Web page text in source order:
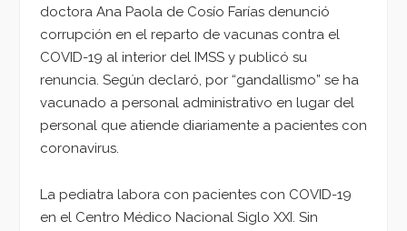
doctora Ana Paola de Cosío Farías denunció
corrupción en el reparto de vacunas contra el
COVID-19 al interior del IMSS y publicó su
renuncia. Según declaró, por “gandallismo” se ha
vacunado a personal administrativo en lugar del
personal que atiende diariamente a pacientes con
coronavirus.
La pediatra labora con pacientes con COVID-19
en el Centro Médico Nacional Siglo XXI. Sin